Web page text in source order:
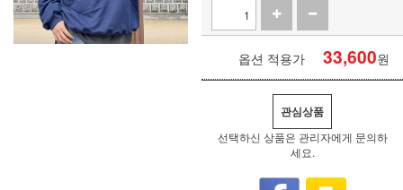
옵션 적용가 33,600원
관심상품
선택하신 상품은 관리자에게 문의하
세요.